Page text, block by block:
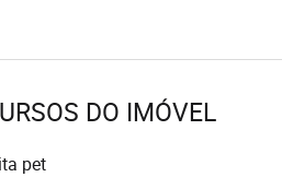
DO IMÓVEL
pet